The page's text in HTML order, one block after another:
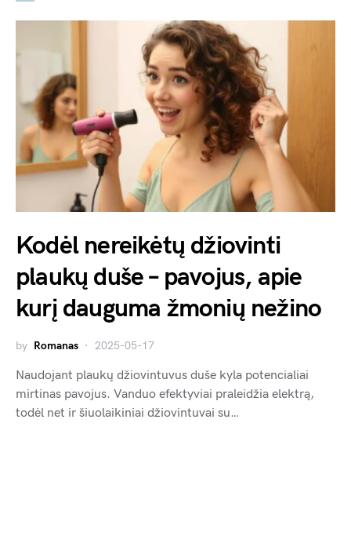
Kodėl nereikėtų džiovinti
plaukų duše – pavojus, apie
kurį dauguma žmonių nežino
by Romanas 2025-05-17
Naudojant plaukų džiovintuvus duše kyla potencialiai
mirtinas pavojus. Vanduo efektyviai praleidžia elektrą,
todėl net ir šiuolaikiniai džiovintuvai su…